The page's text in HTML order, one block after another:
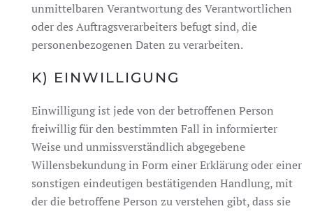
unmittelbaren Verantwortung des Verantwortlichen
oder des Auftragsverarbeiters befugt sind, die
personenbezogenen Daten zu verarbeiten.
K) EINWILLIGUNG
Einwilligung ist jede von der betroffenen Person
freiwillig für den bestimmten Fall in informierter
Weise und unmissverständlich abgegebene
Willensbekundung in Form einer Erklärung oder einer
sonstigen eindeutigen bestätigenden Handlung, mit
der die betroffene Person zu verstehen gibt, dass sie